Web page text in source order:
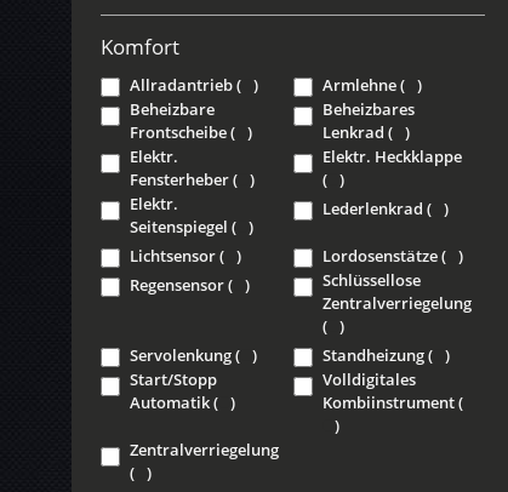
Komfort
Allradantrieb( ) Armlehne( )
Beheizbare
Frontscheibe( )
Beheizbares
Lenkrad ( )
Elektr.
Fensterheber( )
Elektr. Heckklappe
( )
Elektr.
Seitenspiegel( )
Lederlenkrad ( )
Lichtsensor( ) Lordosenstätze( )
Regensensor( )
Schlüssellose
Zentralverriegelung
( )
Servolenkung( ) Standheizung( )
Start/Stopp
Automatik( )
Volldigitales
Kombiinstrument(
)
Zentralverriegelung
( )